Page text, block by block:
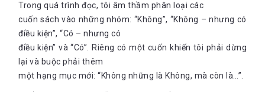
Trong quá trình đọc, tôi âm thầm phân loại các
cuốn sách vào những nhóm: “Không”, “Không – nhưng có
điều kiện”, “Có – nhưng có
điều kiện” và “Có”. Riêng có một cuốn khiến tôi phải dừng
lại và buộc phải thêm
một hạng mục mới: “Không những là Không, mà còn là…”.